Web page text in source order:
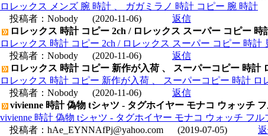
ロレックス メンズ 腕 時計 、 ガガミラノ 時計 コピー 腕 時計
投稿者： Nobody (2020-11-06)
返信
ロレックス 時計 コピー 2ch / ロレックス スーパー コピー 時
ロレックス 時計 コピー 2ch / ロレックス スーパー コピー 時計
投稿者： Nobody (2020-11-06)
返信
ロレックス 時計 コピー 新作が入荷 、 スーパーコピー 時計
ロレックス 時計 コピー 新作が入荷 、 スーパーコピー 時計 ロ
投稿者： Nobody (2020-11-06)
返信
vivienne 時計 偽物 tシャツ - タグホイヤー モナコ ウォッチ
vivienne 時計 偽物 tシャツ - タグホイヤー モナコ ウォッチ フ
投稿者： hAe_EYNNAfPj@yahoo.com (2019-07-05)